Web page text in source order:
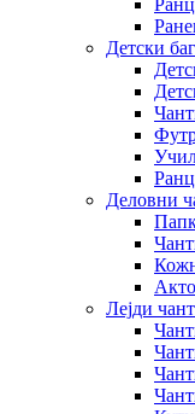
Детски
Деловни
Лејди